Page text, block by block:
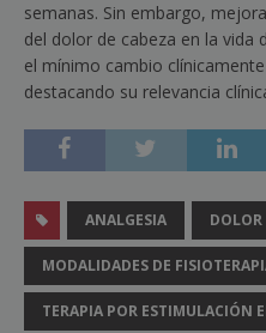
semanas. Sin embargo,
del dolor de cabeza en la vida
el mínimo cambio
destacando su relevancia
ANALGESIA DOLOR
MODALIDADES DE
TERAPIA POR ESTIMULACIÓN